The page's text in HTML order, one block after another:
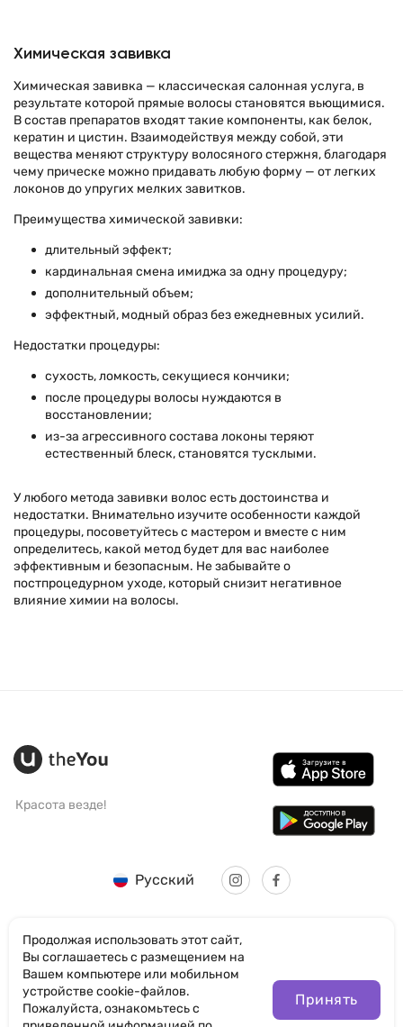
Химическая завивка
Химическая завивка — классическая салонная услуга, в
результате которой прямые волосы становятся вьющимися.
В состав препаратов входят такие компоненты, как белок,
кератин и цистин. Взаимодействуя между собой, эти
вещества меняют структуру волосяного стержня, благодаря
чему прическе можно придавать любую форму — от легких
локонов до упругих мелких завитков.
Преимущества химической завивки:
длительный эффект;
кардинальная смена имиджа за одну процедуру;
дополнительный объем;
эффектный, модный образ без ежедневных усилий.
Недостатки процедуры:
сухость, ломкость, секущиеся кончики;
после процедуры волосы нуждаются в
восстановлении;
из-за агрессивного состава локоны теряют
естественный блеск, становятся тусклыми.
У любого метода завивки волос есть достоинства и
недостатки. Внимательно изучите особенности каждой
процедуры, посоветуйтесь с мастером и вместе с ним
определитесь, какой метод будет для вас наиболее
эффективным и безопасным. Не забывайте о
постпроцедурном уходе, который снизит негативное
влияние химии на волосы.
Красота везде!
Русский
© SANTICUM INTERNATIONAL LTD
Политика конфиденциальности
Продолжая использовать этот сайт,
Вы соглашаетесь с размещением на
Вашем компьютере или мобильном
устройстве cookie-файлов.
Пожалуйста, ознакомьтесь с
Принять